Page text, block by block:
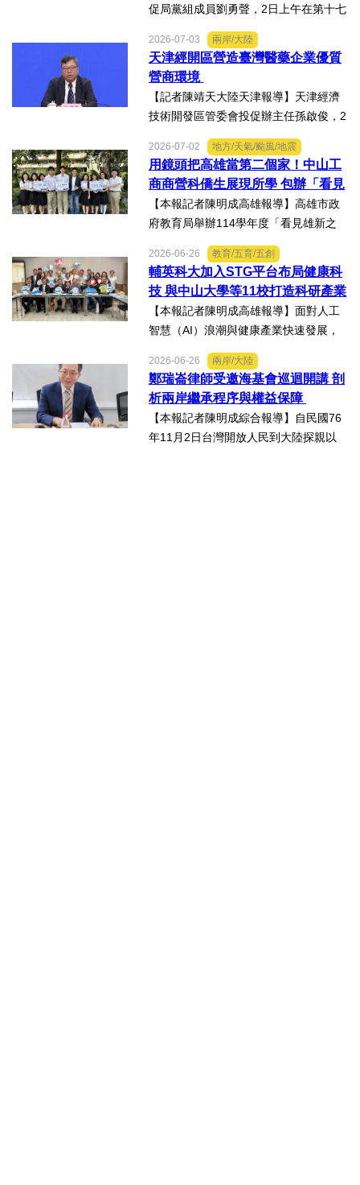
促局黨組成員劉勇聲，2日上午在第十七
答記者提問關於天津在產業發展方面有
哪些突出優勢，目前台資企業在天津的
融合情況，未來還有哪些...
2026-07-03 兩岸/大陸
天津經開區營造臺灣醫藥企業優質
營商環境
【記者陳靖天大陸天津報導】天津經濟
技術開發區管委會投促辦主任孫啟俊，2
新聞發佈會上，說明天津市作為北方生
物醫藥產業高地，天津經開區能為臺灣
醫藥大健康行業的創業者和...
2026-07-02 地方/天氣/颱風/地震
用鏡頭把高雄當第二個家！中山工
商商營科僑生展現所學 包辦「看見
雄新之光」創意短片前三名
【本報記者陳明成高雄報導】高雄市政
府教育局舉辦114學年度「看見雄新之
科建教僑生專班學生囊括高中職組前三
名。李昱平校長表示，來自泰國、印尼
及越南僑生，以異國的獨特視...
2026-06-26 教育/五育/五創
輔英科大加入STG平台布局健康科
技 與中山大學等11校打造科研產業
生態圈
【本報記者陳明成高雄報導】面對人工
智慧（AI）浪潮與健康產業快速發展，
灣科研產業化平台」，再擴大跨校科研
合作版圖，與輔英科技大學簽署合作備
忘錄（MOU），並共同為「廠...
2026-06-26 兩岸/大陸
鄭瑞崙律師受邀海基會巡迴開講 剖
析兩岸繼承程序與權益保障
【本報記者陳明成綜合報導】自民國76
年11月2日台灣開放人民到大陸探親以